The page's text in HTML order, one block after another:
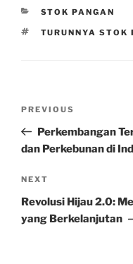
CATEGORIES
STOK PANGAN
TAGS
TURUNNYA STOK
Previous
Post
PREVIOUS
Perkembangan
dan Perkebunan di
Next
Post
NEXT
Revolusi Hijau 2.0:
yang Berkelanjutan